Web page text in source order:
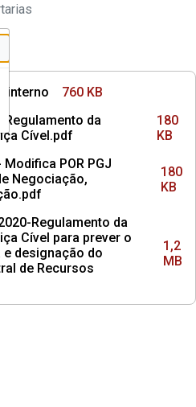
interno
760 KB
Regulamento da
Cível.pdf
180
KB
Modifica POR PGJ
Negociação,
180
KB
Regulamento da
Cível para prever o
designação do
de Recursos
1,2
MB